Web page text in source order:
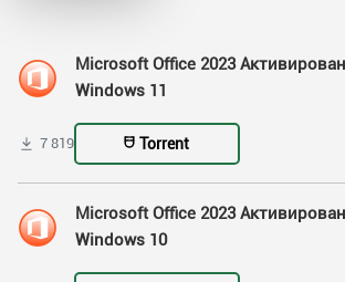
Microsoft Office 2023
Windows 11
7 819 Torrent
Microsoft Office 2023
Windows 10